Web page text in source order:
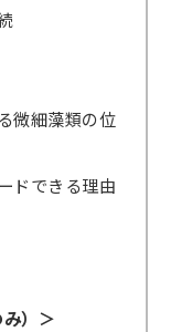
微細藻類の位
ドできる理由
）＞